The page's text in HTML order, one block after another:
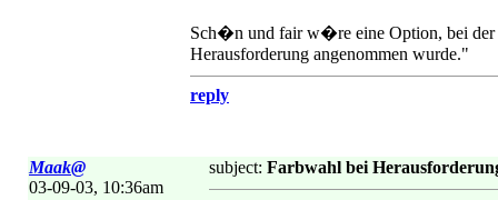
Sch�n und fair w�re eine Option, bei
Herausforderung angenommen wurde."
reply
Maak@
03-09-03, 10:36am
subject: Farbwahl bei